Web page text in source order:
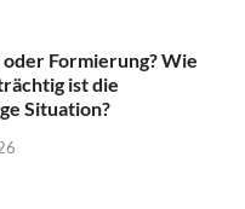
oder Formierung? Wie
ist die
Situation?